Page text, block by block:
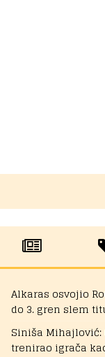
Alkaras osvojio
do 3. gren slem
Siniša
trenirao igrača